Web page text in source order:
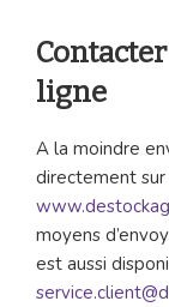
ligne
A la moindre
directement
moyens
est aussi